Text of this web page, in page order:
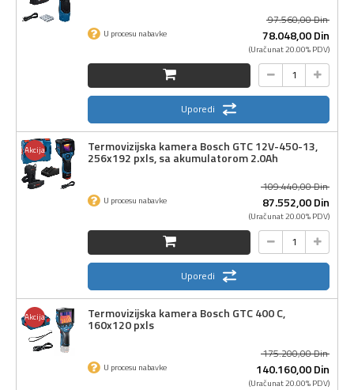
97.560,00Din
78.048,00Din
(Uračunat 20.00% PDV)
U procesu nabavke
Uporedi
Akcija Termovizijska kamera Bosch GTC 12V-450-13,
256x192 pxls, sa akumulatorom 2.0Ah
109.440,00Din
87.552,00Din
(Uračunat 20.00% PDV)
U procesu nabavke
Uporedi
Akcija Termovizijska kamera Bosch GTC 400 C,
160x120 pxls
175.200,00Din
140.160,00Din
(Uračunat 20.00% PDV)
U procesu nabavke